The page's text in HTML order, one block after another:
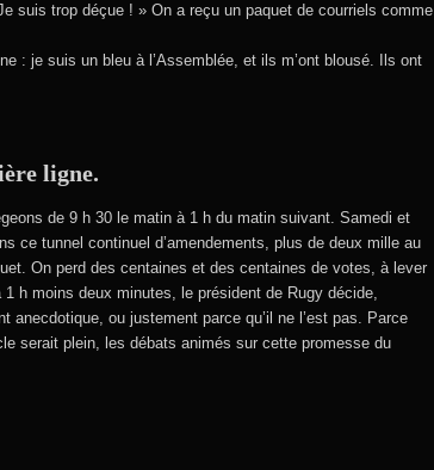
suis trop déçue ! » On a reçu un paquet de courriels comme
: je suis un bleu à l’Assemblée, et ils m’ont blousé. Ils ont
ligne.
de 9 h 30 le matin à 1 h du matin suivant. Samedi et
ce tunnel continuel d’amendements, plus de deux mille au
On perd des centaines et des centaines de votes, à lever
h moins deux minutes, le président de Rugy décide,
ou justement parce qu’il ne l’est pas. Parce
serait plein, les débats animés sur cette promesse du